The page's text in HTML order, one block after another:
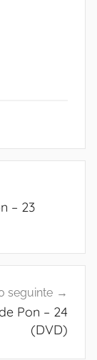
– 23
seguinte
Pon – 24
(DVD)